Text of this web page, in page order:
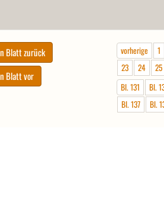
vorherige 1
23
24 25
Bl. 131
Bl.
Bl. 137
Bl.